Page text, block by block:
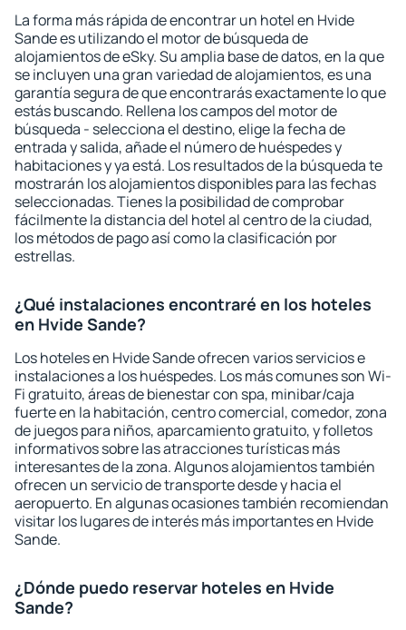
La forma más rápida de encontrar un hotel en Hvide
Sande es utilizando el motor de búsqueda de
alojamientos de eSky. Su amplia base de datos, en la que
se incluyen una gran variedad de alojamientos, es una
garantía segura de que encontrarás exactamente lo que
estás buscando. Rellena los campos del motor de
búsqueda - selecciona el destino, elige la fecha de
entrada y salida, añade el número de huéspedes y
habitaciones y ya está. Los resultados de la búsqueda te
mostrarán los alojamientos disponibles para las fechas
seleccionadas. Tienes la posibilidad de comprobar
fácilmente la distancia del hotel al centro de la ciudad,
los métodos de pago así como la clasificación por
estrellas.
¿Qué instalaciones encontraré en los hoteles
en Hvide Sande?
Los hoteles en Hvide Sande ofrecen varios servicios e
instalaciones a los huéspedes. Los más comunes son Wi-
Fi gratuito, áreas de bienestar con spa, minibar/caja
fuerte en la habitación, centro comercial, comedor, zona
de juegos para niños, aparcamiento gratuito, y folletos
informativos sobre las atracciones turísticas más
interesantes de la zona. Algunos alojamientos también
ofrecen un servicio de transporte desde y hacia el
aeropuerto. En algunas ocasiones también recomiendan
visitar los lugares de interés más importantes en Hvide
Sande.
¿Dónde puedo reservar hoteles en Hvide
Sande?